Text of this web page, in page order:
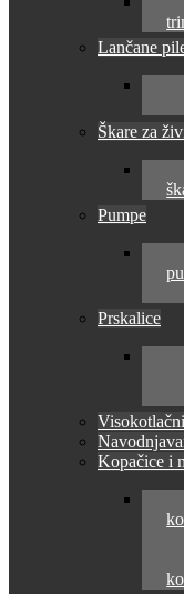
Lančane
Škare za
Pumpe
Prskalice
Kopačice i